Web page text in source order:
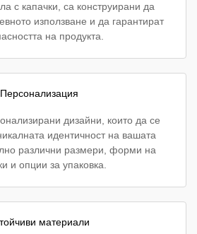
с капачки, са конструирани да
използване и да гарантират
на продукта.
Персонализация
дизайни, които да се
идентичност на вашата
различни размери, форми на
и опции за упаковка.
материали